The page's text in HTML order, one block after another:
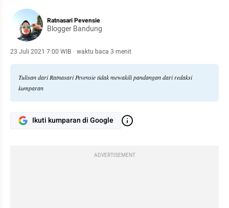
Ratnasari Pevensie
Blogger Bandung
23 Juli 2021 7:00 WIB · waktu baca 3 menit
Tulisan dari Ratnasari Pevensie tidak mewakili pandangan dari redaksi
kumparan
Ikuti kumparan di Google
ADVERTISEMENT